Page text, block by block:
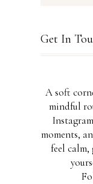
Get In
A soft
mindful
moments,
feel calm,